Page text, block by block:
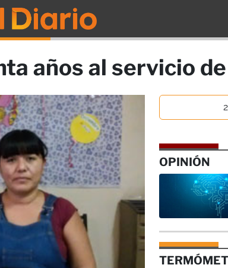
años al servicio
OPINIÓN